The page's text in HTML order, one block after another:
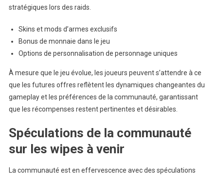
stratégiques lors des raids.
Skins et mods d’armes exclusifs
Bonus de monnaie dans le jeu
Options de personnalisation de personnage uniques
À mesure que le jeu évolue, les joueurs peuvent s’attendre à ce
que les futures offres reflètent les dynamiques changeantes du
gameplay et les préférences de la communauté, garantissant
que les récompenses restent pertinentes et désirables.
Spéculations de la communauté
sur les wipes à venir
La communauté est en effervescence avec des spéculations